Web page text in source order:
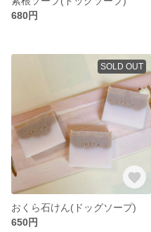
680円
SOLD OUT
おくら石けん(ドッグソープ)
650円